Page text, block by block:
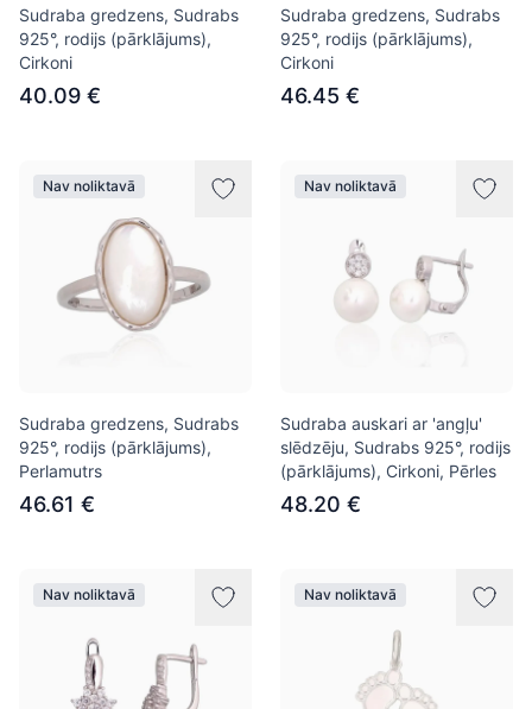
Sudraba gredzens, Sudrabs
925°, rodijs (pārklājums),
Cirkoni
40.09 €
Sudraba gredzens, Sudrabs
925°, rodijs (pārklājums),
Cirkoni
46.45 €
Nav noliktavā
Sudraba gredzens, Sudrabs
925°, rodijs (pārklājums),
Perlamutrs
46.61 €
Nav noliktavā
Sudraba auskari ar 'angļu'
slēdzēju, Sudrabs 925°, rodijs
(pārklājums), Cirkoni, Pērles
48.20 €
Nav noliktavā Nav noliktavā